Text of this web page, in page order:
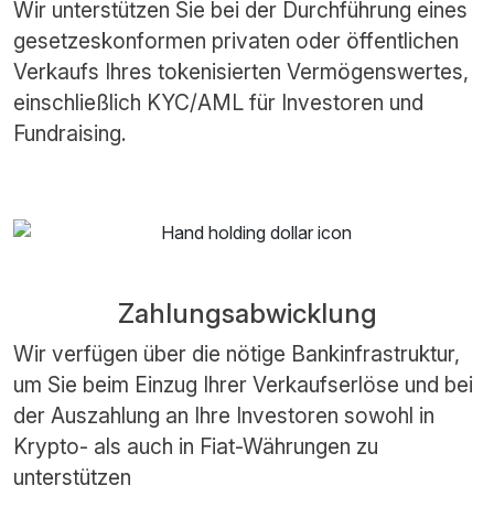
Wir unterstützen Sie bei der Durchführung eines
gesetzeskonformen privaten oder öffentlichen
Verkaufs Ihres tokenisierten Vermögenswertes,
einschließlich KYC/AML für Investoren und
Fundraising.
Zahlungsabwicklung
Wir verfügen über die nötige Bankinfrastruktur,
um Sie beim Einzug Ihrer Verkaufserlöse und bei
der Auszahlung an Ihre Investoren sowohl in
Krypto- als auch in Fiat-Währungen zu
unterstützen